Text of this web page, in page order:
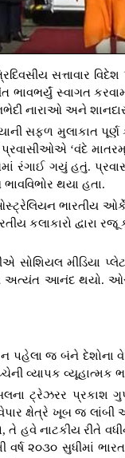
સત્તાવાર
સ્વાગત
નારાઓ અને શાનદાર
સફળ મુલાકાત
‘વંદે
રંગાઈ ગયું હતું.
થયા હતા.
ભારતીય
કલાકારો
સોશિયલ મીડિયા
અત્યંત આનંદ થયો.
પહેલા જ બંને દેશોના
વ્યાપક વ્યૂહાત્મક
ટ્રેઝરર પ્રકાશ
ક્ષેત્રે ખૂબ જ લાંબી
તે હવે નાટકીય રીતે
૨૦૩૦ સુધીમાં